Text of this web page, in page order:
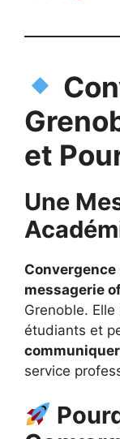
et
Une
Convergence
messagerie
Grenoble.
étudiants et
service